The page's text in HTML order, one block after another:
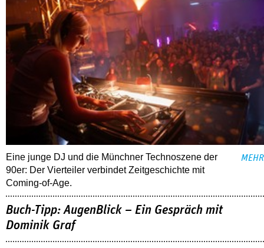
Eine junge DJ und die Münchner Technoszene der
90er: Der Vierteiler verbindet Zeitgeschichte mit
Coming-of-Age.
MEHR
Buch-Tipp: AugenBlick – Ein Gespräch mit
Dominik Graf